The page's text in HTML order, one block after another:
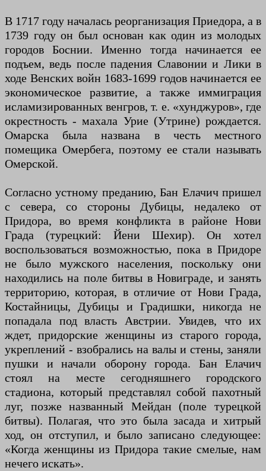
В 1717 году началась реорганизация Приедора, а в
1739 году он был основан как один из молодых
городов Боснии. Именно тогда начинается ее
подъем, ведь после падения Славонии и Лики в
ходе Венских войн 1683-1699 годов начинается ее
экономическое развитие, а также иммиграция
исламизированных венгров, т. е. «хунджуров», где
окрестность - махала Урие (Утрине) рождается.
Омарска была названа в честь местного
помещика Омербега, поэтому ее стали называть
Омерской.
Согласно устному преданию, Бан Елачич пришел
с севера, со стороны Дубицы, недалеко от
Придора, во время конфликта в районе Нови
Града (турецкий: Йени Шехир). Он хотел
воспользоваться возможностью, пока в Придоре
не было мужского населения, поскольку они
находились на поле битвы в Новиграде, и занять
территорию, которая, в отличие от Нови Града,
Костайницы, Дубицы и Градишки, никогда не
попадала под власть Австрии. Увидев, что их
ждет, придорские женщины из старого города,
укреплений - взобрались на валы и стены, заняли
пушки и начали оборону города. Бан Елачич
стоял на месте сегодняшнего городского
стадиона, который представлял собой пахотный
луг, позже названный Мейдан (поле турецкой
битвы). Полагая, что это была засада и хитрый
ход, он отступил, и было записано следующее:
«Когда женщины из Придора такие смелые, нам
нечего искать».